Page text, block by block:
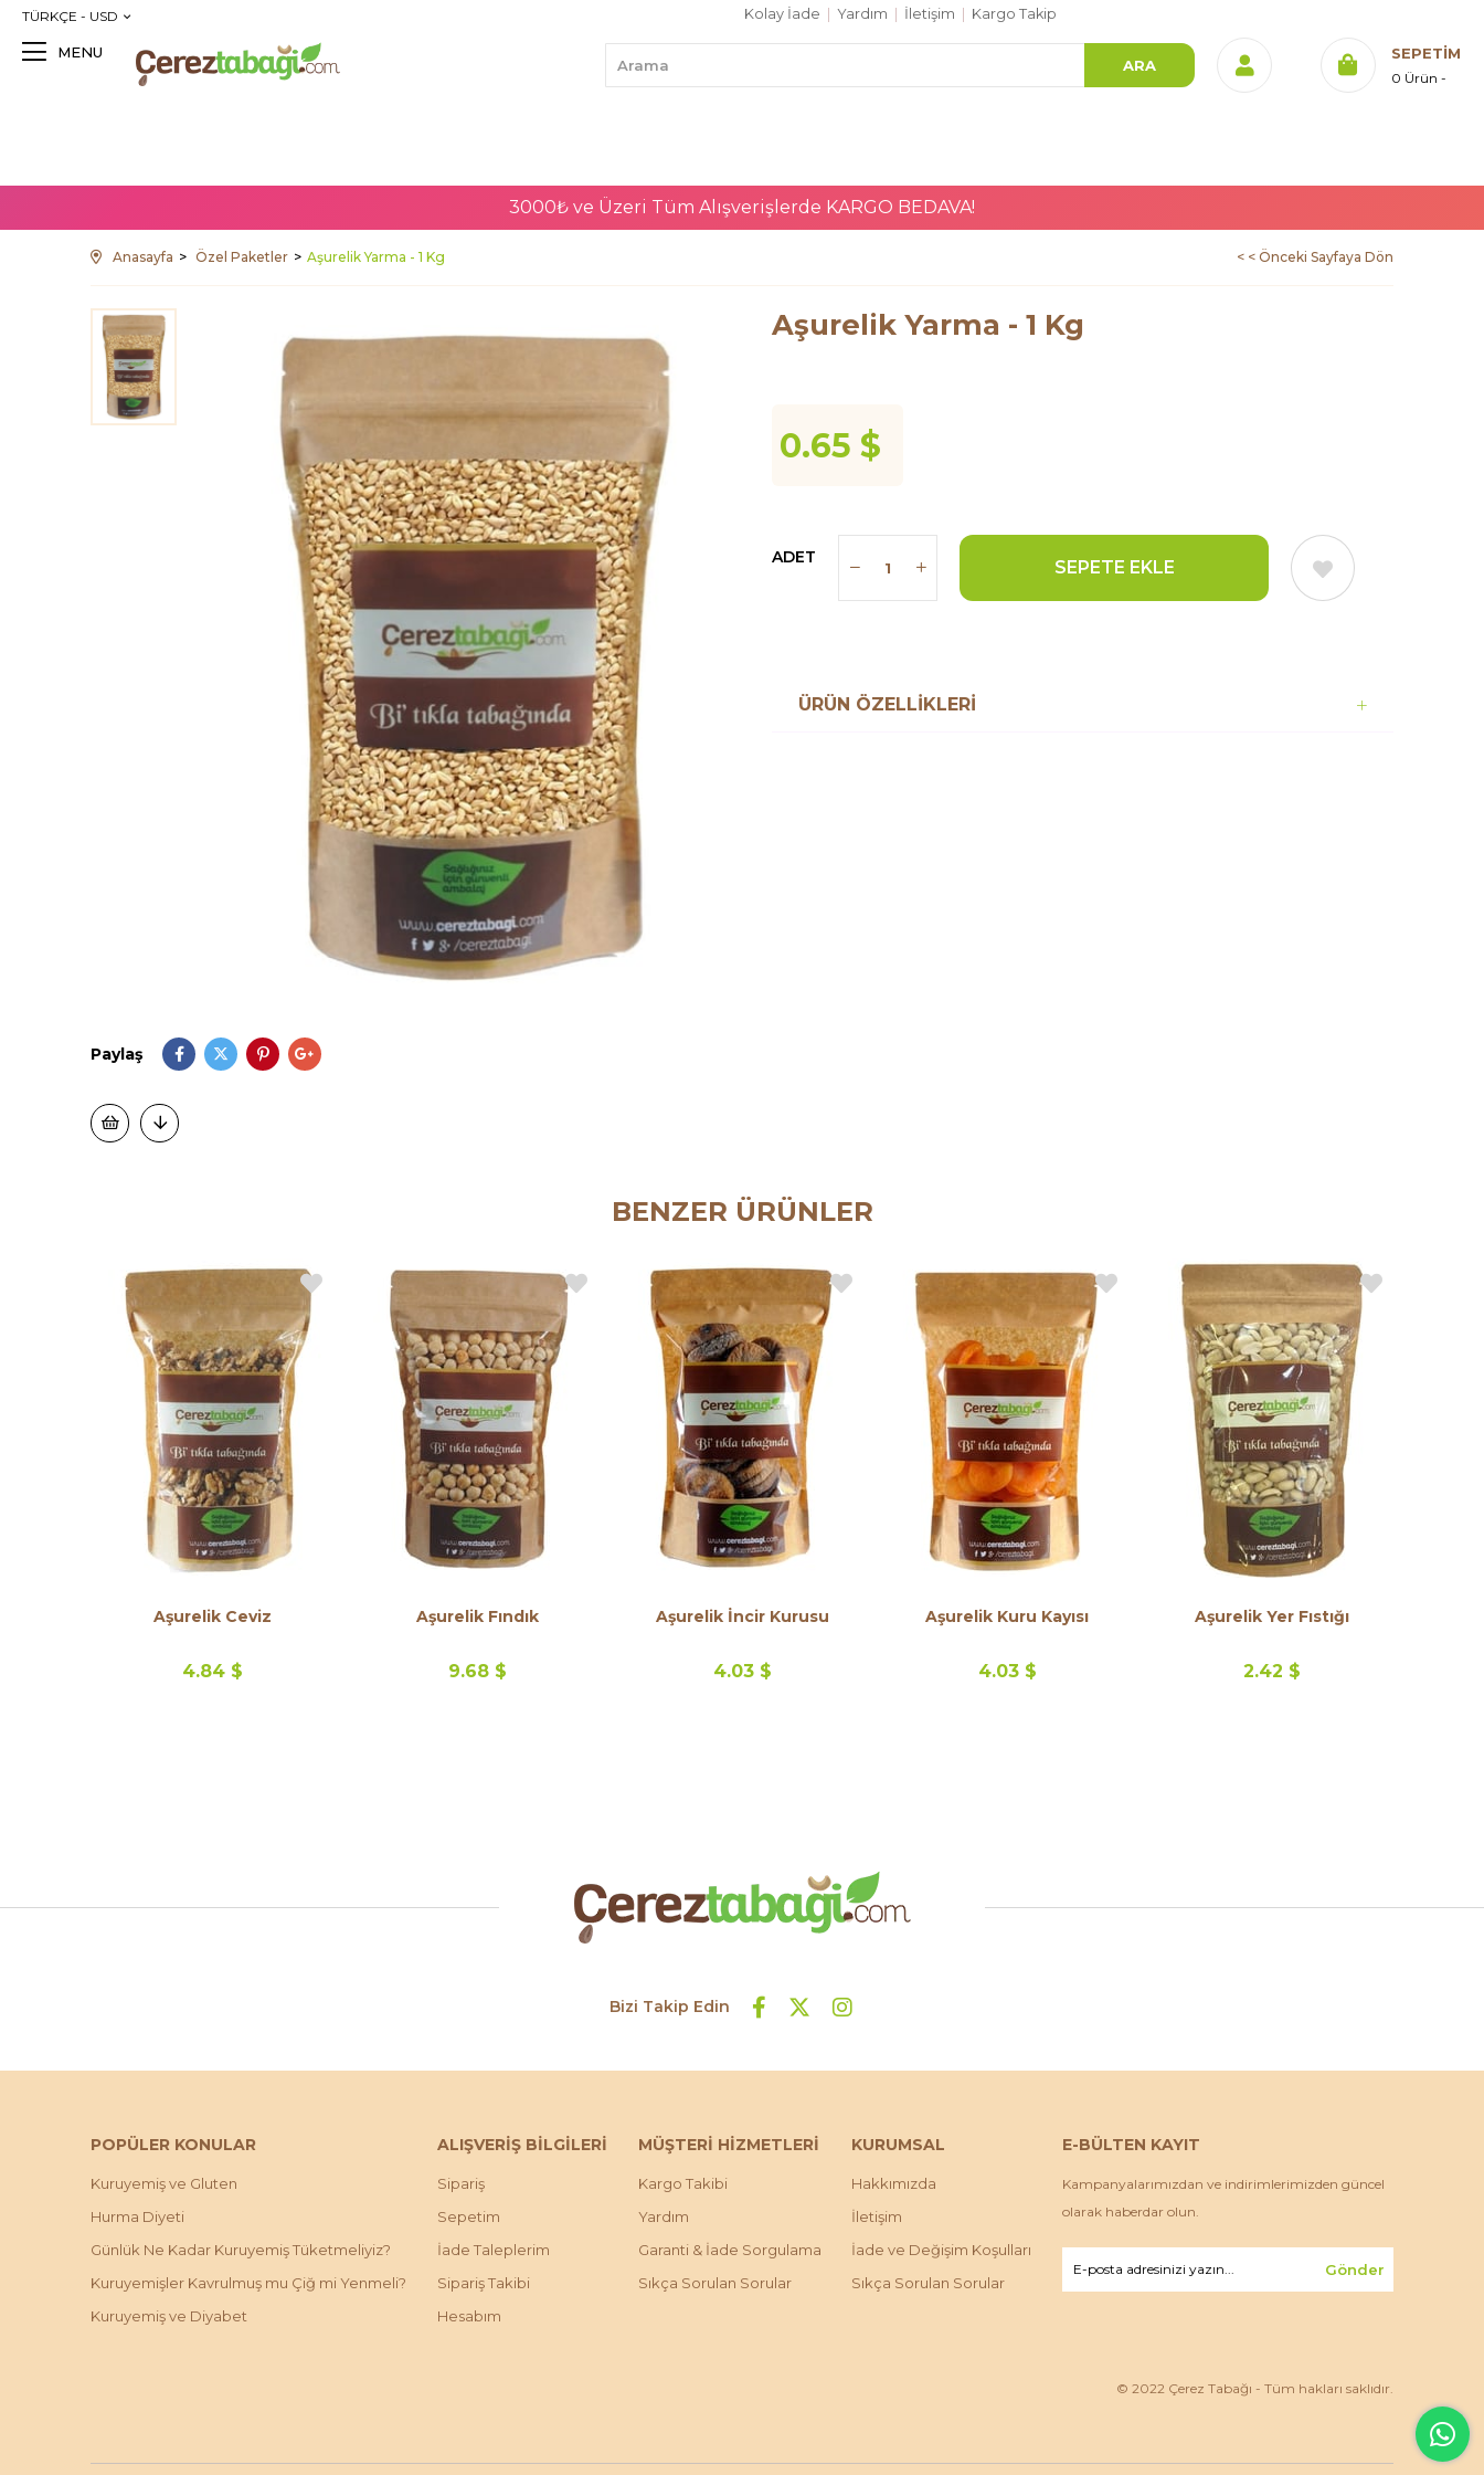
MENU SEPETIM
0 Ürün
TÜRKÇE - USD Kolay İade Yardım İletişim Kargo Takip
3000₺ ve Üzeri Tüm Alışverişlerde KARGO BEDAVA!
Anasayfa Özel Paketler Aşurelik Yarma - 1 Kg < < Önceki Sayfaya Dön
Paylaş
Aşurelik Yarma - 1 Kg
0.65 $
ADET
ÜRÜN ÖZELLIKLERI
BENZER ÜRÜNLER
Aşurelik Ceviz
4.84 $
Aşurelik Fındık
9.68 $
Aşurelik İncir Kurusu
4.03 $
Aşurelik Kuru Kayısı
4.03 $
Aşurelik Yer Fıstığı
2.42 $
Bizi Takip Edin
POPÜLER KONULAR
Kuruyemiş ve Gluten
Hurma Diyeti
Günlük Ne Kadar Kuruyemiş Tüketmeliyiz?
Kuruyemişler Kavrulmuş mu Çiğ mi Yenmeli?
Kuruyemiş ve Diyabet
ALIŞVERİŞ BİLGİLERİ
Sipariş
Sepetim
İade Taleplerim
Sipariş Takibi
Hesabım
MÜŞTERİ HİZMETLERİ
Kargo Takibi
Yardım
Garanti & İade Sorgulama
Sıkça Sorulan Sorular
KURUMSAL
Hakkımızda
İletişim
İade ve Değişim Koşulları
Sıkça Sorulan Sorular
E-BÜLTEN KAYIT
Kampanyalarımızdan ve indirimlerimizden güncel
olarak haberdar olun.
Gönder
© 2022 Çerez Tabağı - Tüm hakları saklıdır.